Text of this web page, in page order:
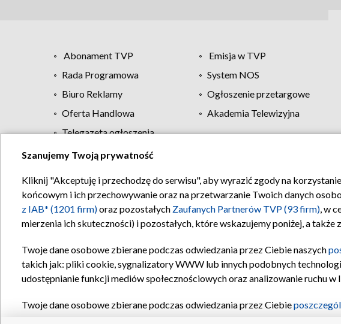
Abonament TVP Emisja w TVP
Rada Programowa
System NOS
Biuro Reklamy
Ogłoszenie przetargowe
Oferta Handlowa
Akademia Telewizyjna
Telegazeta ogłoszenia
Regulamin TVP Polityka
Szanujemy Twoją prywatność
Kliknij "Akceptuję i przechodzę do serwisu", aby wyrazić zgody na
końcowym i ich przechowywanie oraz na przetwarzanie Twoich danych
z IAB* (1201 firm)oraz pozostałych Zaufanych Partnerów TVP (93 firm), w
mierzenia ich skuteczności) i pozostałych, które wskazujemy poniżej, a
Twoje dane osobowe zbierane podczas odwiedzania przez Ciebie naszych
takich jak: pliki cookie, sygnalizatory WWW lub innych podobnych
udostępnianie funkcji mediów społecznościowych oraz analizowanie ruchu w
Twoje dane osobowe zbierane podczas odwiedzania przez Ciebie